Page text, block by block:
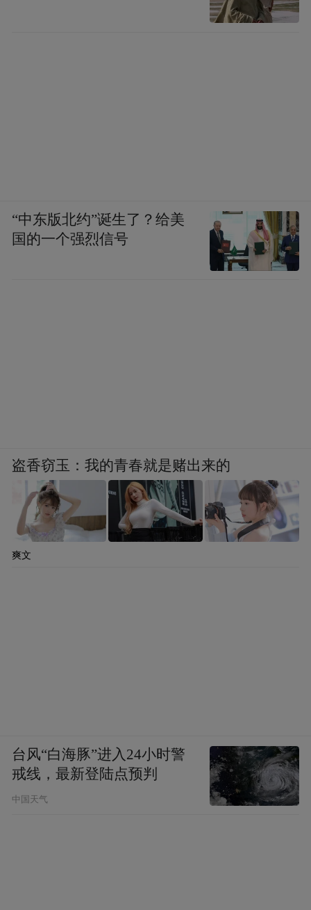
“中东版北约”诞生了？给美
国的一个强烈信号
盗香窃玉：我的青春就是赌出来的
爽文
台风“白海豚”进入24小时警
戒线，最新登陆点预判
中国天气